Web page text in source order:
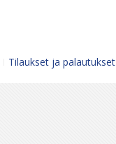
Tilaukset ja palautukset